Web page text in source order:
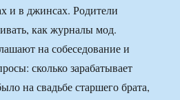
и в джинсах. Родители
как журналы мод.
на собеседование и
сколько зарабатывает
на свадьбе старшего брата,